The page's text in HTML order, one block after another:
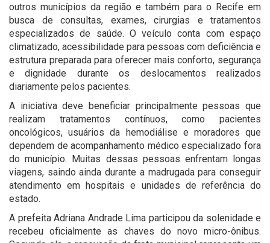
outros municípios da região e também para o Recife em
busca de consultas, exames, cirurgias e tratamentos
especializados de saúde. O veículo conta com espaço
climatizado, acessibilidade para pessoas com deficiência e
estrutura preparada para oferecer mais conforto, segurança
e dignidade durante os deslocamentos realizados
diariamente pelos pacientes.
A iniciativa deve beneficiar principalmente pessoas que
realizam tratamentos contínuos, como pacientes
oncológicos, usuários da hemodiálise e moradores que
dependem de acompanhamento médico especializado fora
do município. Muitas dessas pessoas enfrentam longas
viagens, saindo ainda durante a madrugada para conseguir
atendimento em hospitais e unidades de referência do
estado.
A prefeita Adriana Andrade Lima participou da solenidade e
recebeu oficialmente as chaves do novo micro-ônibus.